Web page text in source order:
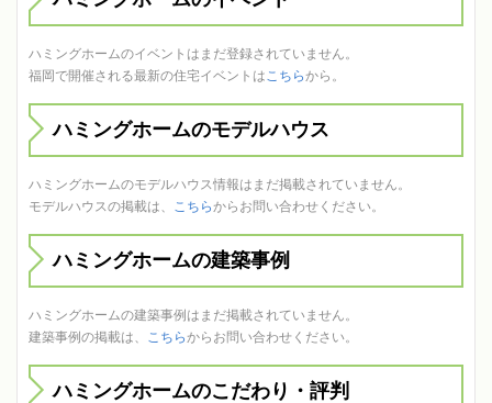
ハミングホームのイベントはまだ登録されていません。
福岡で開催される最新の住宅イベントは こちらから。
ハミングホームのモデルハウス
ハミングホームのモデルハウス情報はまだ掲載されていません。
モデルハウスの掲載は、
こちらからお問い合わせください。
ハミングホームの建築事例
ハミングホームの建築事例はまだ掲載されていません。
建築事例の掲載は、
こちらからお問い合わせください。
ハミングホームのこだわり・評判